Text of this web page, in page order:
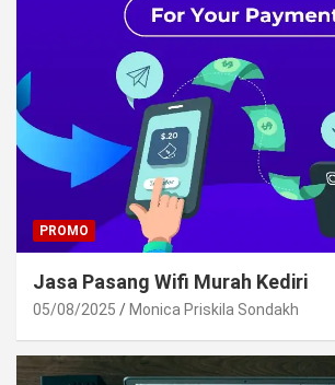
PROMO
Jasa Pasang Wifi Murah Kediri
05/08/2025 Monica Priskila Sondakh